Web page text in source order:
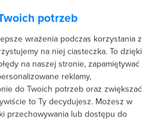
(73)
Potwierdzona transakcja
potrzeb
wrażenia podczas korzystania z
na niej ciasteczka. To dzięki
na naszej stronie, zapamiętywać
reklamy,
do Twoich potrzeb oraz zwiększać
to Ty decydujesz. Możesz w
przechowywania lub dostępu do